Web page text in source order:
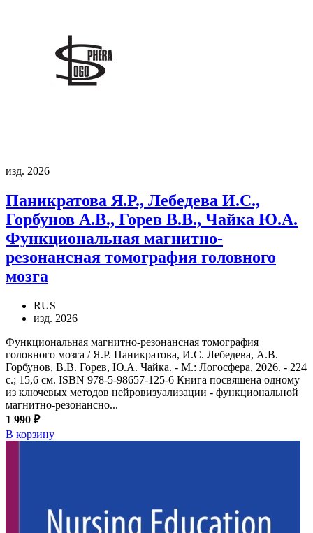
изд. 2026
Паникратова Я.Р., Лебедева И.С.,
Горбунов А.В., Горев В.В., Чайка Ю.А.
Функциональная магнитно-
резонансная томография головного
мозга
RUS
изд. 2026
Функциональная магнитно-резонансная томография
головного мозга / Я.Р. Паникратова, И.С. Лебедева, А.В.
Горбунов, В.В. Горев, Ю.А. Чайка. - М.: Логосфера, 2026. - 224
с.; 15,6 см. ISBN 978-5-98657-125-6 Книга посвящена одному
из ключевых методов нейровизуализации - функциональной
магнитно-резонансно...
1 990 ₽
В корзину